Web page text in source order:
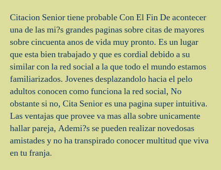
Citacion Senior tiene probable Con El Fin De acontecer
una de las mi?s grandes paginas sobre citas de mayores
sobre cincuenta anos de vida muy pronto. Es un lugar
que esta bien trabajado y que es cordial debido a su
similar con la red social a la que todo el mundo estamos
familiarizados. Jovenes desplazandolo hacia el pelo
adultos conocen como funciona la red social, No
obstante si no, Cita Senior es una pagina super intuitiva.
Las ventajas que provee va mas alla sobre unicamente
hallar pareja, Ademi?s se pueden realizar novedosas
amistades y no ha transpirado conocer multitud que viva
en tu franja.